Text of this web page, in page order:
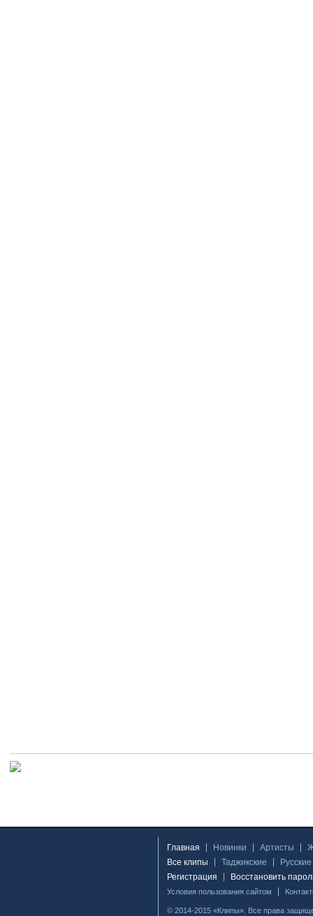
Главная Новинки Артисты
Все клипы
Таджикские
Русские
Регистрация
Восстановить
Условия пользования сайтом
© 2014-2015 «Клипы». Все права